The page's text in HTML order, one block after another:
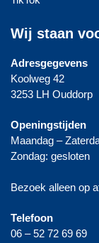
Wij staan
Adresgegevens
Koolweg 42
3253 LH Ouddorp
Openingstijden
Maandag –
Zondag: gesloten
Bezoek alleen op
Telefoon
06 – 52 72 69 69